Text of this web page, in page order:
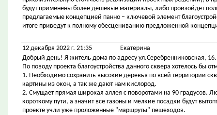
будут применены более дешевые материалы, либо произойдет
предлагаемые концепцией панно – ключевой элемент
итоге приведут к полному обесцениванию предложенной
12 декабря 2022 г. 21:35
Екатерина
Добрый день! Я житель дома по адресу ул.Серебренниковская, 16.
По поводу проекта благоустройства данного сквера хотелось бы
1. Необходимо сохранить высокие деревья по всей территории
картины из окон, а так же дают нам кислород.
2. Смущает прямая широкая аллея с поворотами на 90 градусов.
короткому пути, а значит все газоны и мелкие посадки будут
проекте учли уже проложенные "маршруты" пешеходов.